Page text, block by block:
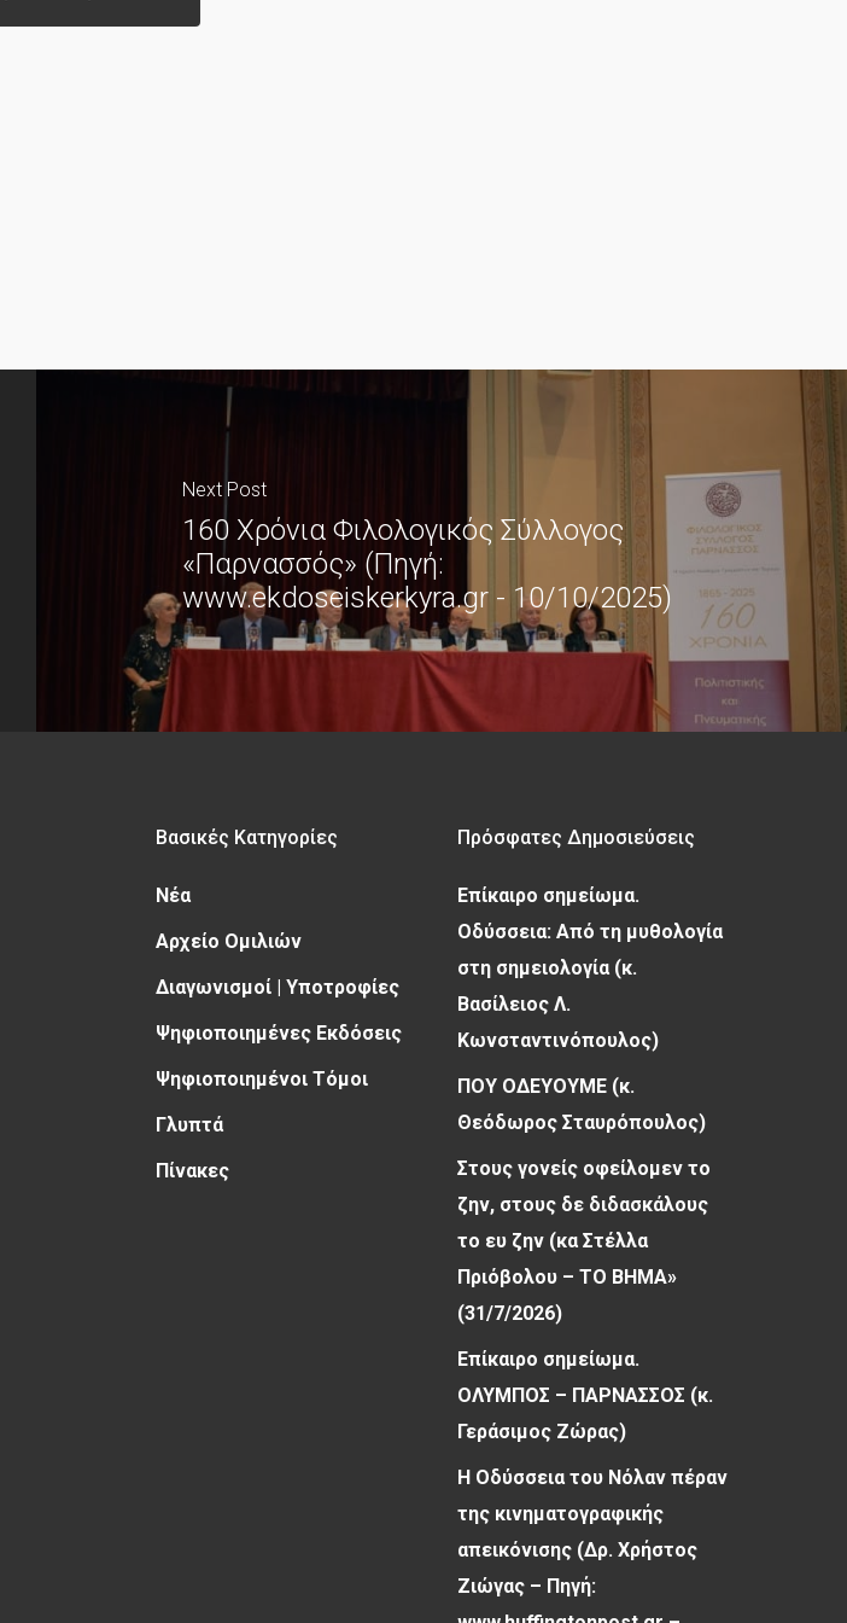
Next Post
160 Χρόνια Φιλολογικός Σύλλογος
«Παρνασσός» (Πηγή:
www.ekdoseiskerkyra.gr - 10/10/2025)
Βασικές Κατηγορίες
Νέα
Αρχείο Ομιλιών
Διαγωνισμοί | Υποτροφίες
Ψηφιοποιημένες Εκδόσεις
Ψηφιοποιημένοι Τόμοι
Γλυπτά
Πίνακες
Πρόσφατες Δημοσιεύσεις
Επίκαιρο σημείωμα.
Οδύσσεια: Από τη μυθολογία
στη σημειολογία (κ.
Βασίλειος Λ.
Κωνσταντινόπουλος)
ΠΟΥ ΟΔΕΥΟΥΜΕ (κ.
Θεόδωρος Σταυρόπουλος)
Στους γονείς οφείλομεν το
ζην, στους δε διδασκάλους
το ευ ζην (κα Στέλλα
Πριόβολου – ΤΟ ΒΗΜΑ»
(31/7/2026)
Επίκαιρο σημείωμα.
ΟΛΥΜΠΟΣ – ΠΑΡΝΑΣΣΟΣ (κ.
Γεράσιμος Ζώρας)
Η Οδύσσεια του Νόλαν πέραν
της κινηματογραφικής
απεικόνισης (Δρ. Χρήστος
Ζιώγας – Πηγή: